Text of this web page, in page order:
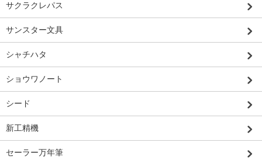
サクラクレパス
サンスター文具
シャチハタ
ショウワノート
シード
新工精機
セーラー万年筆